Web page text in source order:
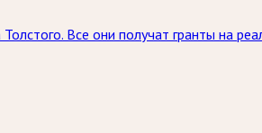
Все они получат гранты на